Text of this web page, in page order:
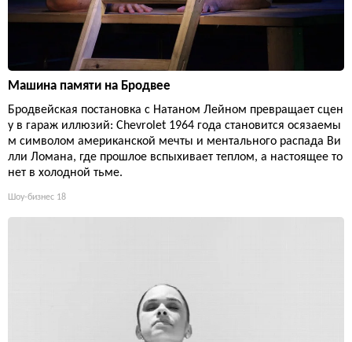
Машина памяти на Бродвее
Бродвейская постановка с Натаном Лейном превращает сцен
у в гараж иллюзий: Chevrolet 1964 года становится осязаемы
м символом американской мечты и ментального распада Ви
лли Ломана, где прошлое вспыхивает теплом, а настоящее то
нет в холодной тьме.
Шоу-бизнес 18